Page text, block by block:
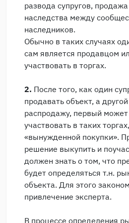
развода супругов,
наследства между
наследников.
Обычно в таких случаях
сам является продавцом
участвовать в торгах.
2. После того, как один
продавать объект, а
распродажу, первый
участвовать в таких
«вынужденной покупки».
решение выкупить и
должен знать о том, что
будет определяться т.н.
объекта. Для этого
привлечение эксперта.
В процессе определения